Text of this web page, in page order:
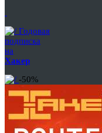
Годовая
подписка
на
Хакер
-50%